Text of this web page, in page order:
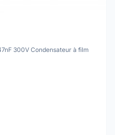
300V Condensateur à film